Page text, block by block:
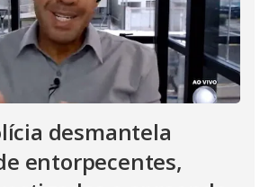
desmantela
entorpecentes,